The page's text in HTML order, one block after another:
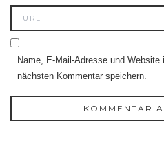
Name, E-Mail-Adresse und
nächsten Kommentar speichern.